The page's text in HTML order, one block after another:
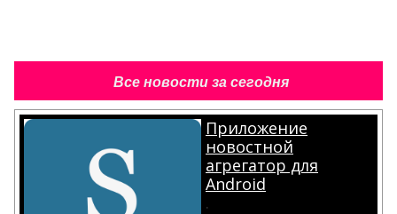
Все новости за сегодня
Приложение
новостной
агрегатор для
Android
.